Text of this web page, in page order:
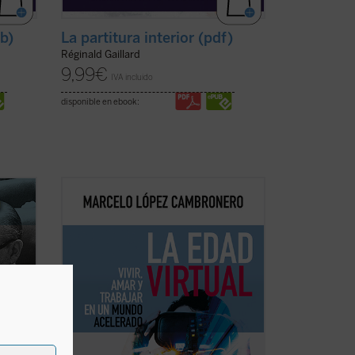
La partitura interior (pdf)
Réginald Gaillard
9,99€ IVA incluido
disponible en ebook:
dos
Este libro intenta mostrar que la
este cambio tecnológico acelerado sino
que, más bien, sucedería al revés: una
radical transformación de nuestra
mirada sobre la realidad habría
provocado el inicio de ...
(ver ficha)